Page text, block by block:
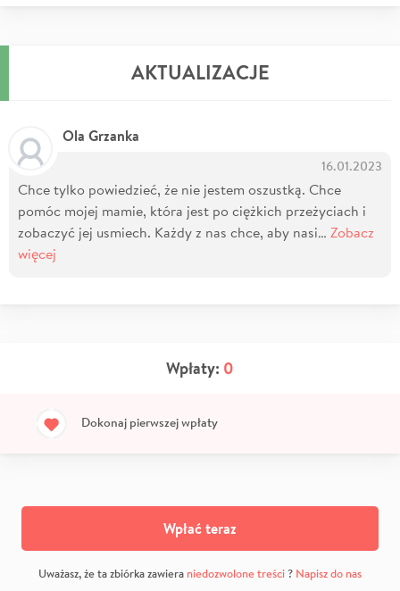
AKTUALIZACJE
Ola Grzanka
16.01.2023
Chce tylko powiedzieć, że nie jestem oszustką. Chce
pomóc mojej mamie, która jest po ciężkich przeżyciach i
zobaczyć jej usmiech. Każdy z nas chce, aby nasi… Zobacz
więcej
Wpłaty: 0
Dokonaj pierwszej wpłaty
Wpłać teraz
Uważasz, że ta zbiórka zawiera niedozwolone treści? Napisz do nas